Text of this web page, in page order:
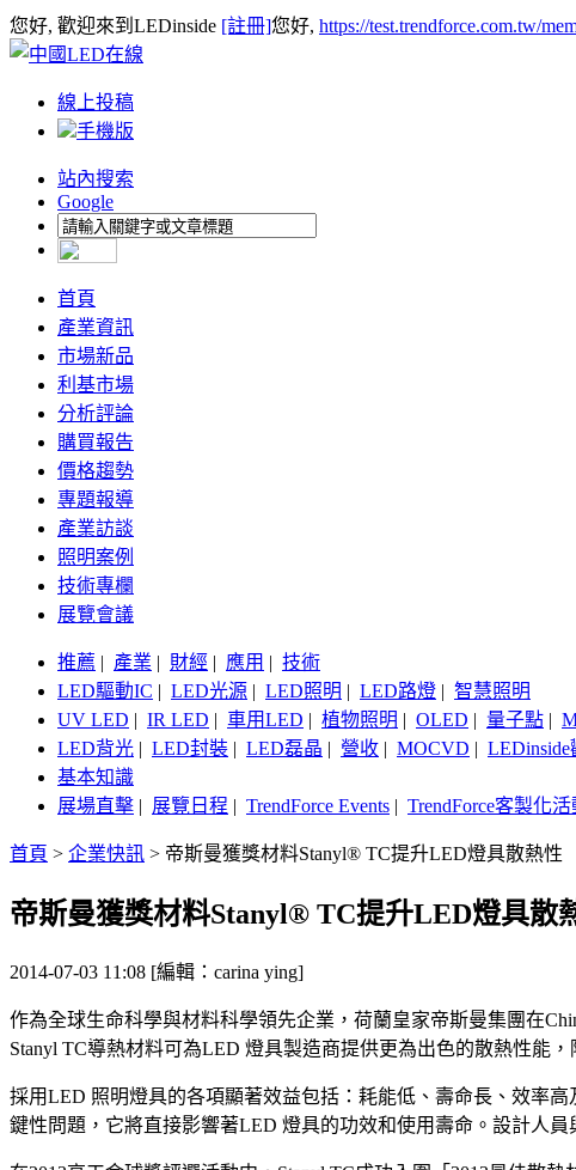
您好, 歡迎來到LEDinside [註冊]您好, https://test.trendforce.com.tw/
線上投稿
手機版
站內搜索
Google
首頁
產業資訊
市場新品
利基市場
分析評論
購買報告
價格趨勢
專題報導
產業訪談
照明案例
技術專欄
展覽會議
推薦 | 產業 | 財經 | 應用 | 技術
LED驅動IC | LED光源 | LED照明 | LED路燈 | 智慧照明
UV LED | IR LED | 車用LED | 植物照明 | OLED | 量子點 |
LED背光 | LED封裝 | LED磊晶 | 營收 | MOCVD | LEDinside
基本知識
展場直擊 | 展覽日程 | TrendForce Events | TrendForce客製化活
首頁 > 企業快訊 > 帝斯曼獲獎材料Stanyl® TC提升LED燈具散熱性
帝斯曼獲獎材料Stanyl® TC提升LED燈具散
2014-07-03 11:08 [編輯：carina ying]
作為全球生命科學與材料科學領先企業，荷蘭皇家帝斯曼集團在
Stanyl TC導熱材料可為LED 燈具製造商提供更為出色的散熱性能
採用LED 照明燈具的各項顯著效益包括：耗能低、壽命長、效率
鍵性問題，它將直接影響著LED 燈具的功效和使用壽命。設計人